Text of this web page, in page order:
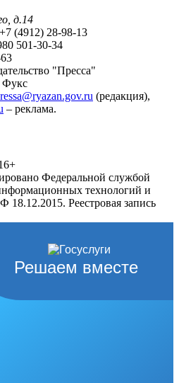
д.14
+7 (4912) 28-98-13
501-30-34
"Пресса"
(редакция),
– реклама.
Федеральной службой
технологий и
Реестровая запись
Решаем вместе